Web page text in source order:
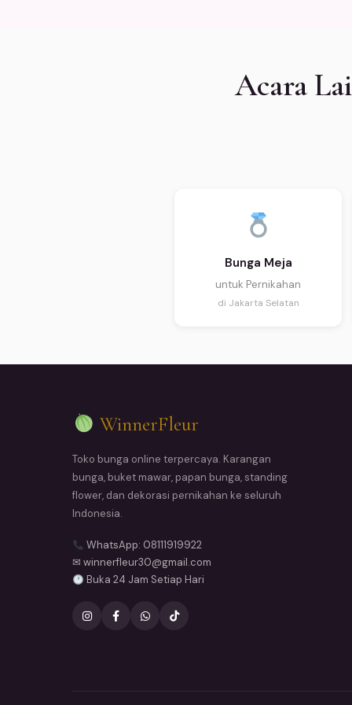
Acara
Bunga Meja
untuk Pernikahan
di Jakarta Selatan
WinnerFleur
Toko bunga online terpercaya. Karangan
bunga, buket mawar, papan bunga, standing
flower, dan dekorasi pernikahan ke seluruh
Indonesia.
WhatsApp: 08111919922
✉ winnerfleur30@gmail.com
Buka 24 Jam Setiap Hari